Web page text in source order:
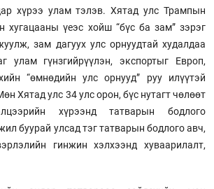
хүрээ улам тэлэв. Хятад улс Трампын
хугацааны үеэс хойш “бүс ба зам” зэрэг
зам дагуух улс орнуудтай худалдаа
улам гүнзгийрүүлэн, экспортыг Европ,
“өмнөдийн улс орнууд” руу илүүтэй
Хятад улс 34 улс орон, бүс нутагт чөлөөт
хүрээнд татварын бодлого
буурай улсад тэг татварын бодлого авч,
гинжин хэлхээнд хуваарилалт,